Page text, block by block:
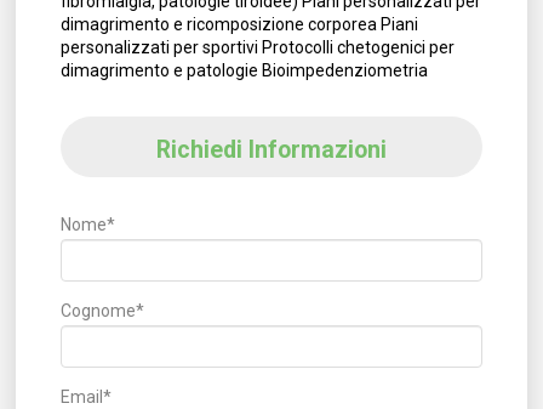
dimagrimento e ricomposizione corporea Piani
personalizzati per sportivi Protocolli chetogenici per
dimagrimento e patologie Bioimpedenziometria
Richiedi Informazioni
Nome*
Cognome*
Email*